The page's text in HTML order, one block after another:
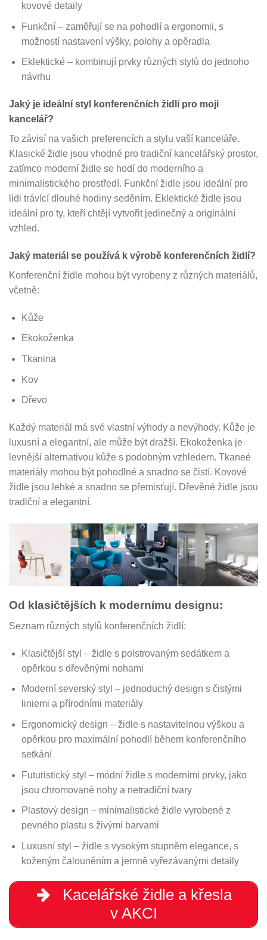
kovové detaily
Funkční – zaměřují se na pohodlí a ergonomii, s
možností nastavení výšky, polohy a opěradla
Eklektické – kombinují prvky různých stylů do jednoho
návrhu
Jaký je ideální styl konferenčních židlí pro moji
kancelář?
To závisí na vašich preferencích a stylu vaší kanceláře.
Klasické židle jsou vhodné pro tradiční kancelářský prostor,
zatímco moderní židle se hodí do moderního a
minimalistického prostředí. Funkční židle jsou ideální pro
lidi trávící dlouhé hodiny seděním. Eklektické židle jsou
ideální pro ty, kteří chtějí vytvořit jedinečný a originální
vzhled.
Jaký materiál se používá k výrobě konferenčních židlí?
Konferenční židle mohou být vyrobeny z různých materiálů,
včetně:
Kůže
Ekokoženka
Tkanina
Kov
Dřevo
Každý materiál má své vlastní výhody a nevýhody. Kůže je
luxusní a elegantní, ale může být dražší. Ekokoženka je
levnější alternativou kůže s podobným vzhledem. Tkaneé
materiály mohou být pohodlné a snadno se čistí. Kovové
židle jsou lehké a snadno se přemisťují. Dřevěné židle jsou
tradiční a elegantní.
Od klasičtějších k modernímu designu:
Seznam různých stylů konferenčních židlí:
Klasičtější styl – židle s polstrovaným sedátkem a
opěrkou s dřevěnými nohami
Moderní severský styl – jednoduchý design s čistými
liniemi a přírodními materiály
Ergonomický design – židle s nastavitelnou výškou a
opěrkou pro maximální pohodlí během konferenčního
setkání
Futuristický styl – módní židle s moderními prvky, jako
jsou chromované nohy a netradiční tvary
Plastový design – minimalistické židle vyrobené z
pevného plastu s živými barvami
Luxusní styl – židle s vysokým stupněm elegance, s
koženým čalouněním a jemně vyřezávanými detaily
Kacelářské židle a křesla
v AKCI